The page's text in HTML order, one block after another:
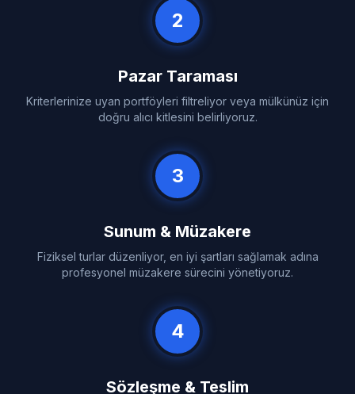
2
Pazar Taraması
Kriterlerinize uyan portföyleri filtreliyor veya mülkünüz için
doğru alıcı kitlesini belirliyoruz.
3
Sunum & Müzakere
Fiziksel turlar düzenliyor, en iyi şartları sağlamak adına
profesyonel müzakere sürecini yönetiyoruz.
4
Sözleşme & Teslim